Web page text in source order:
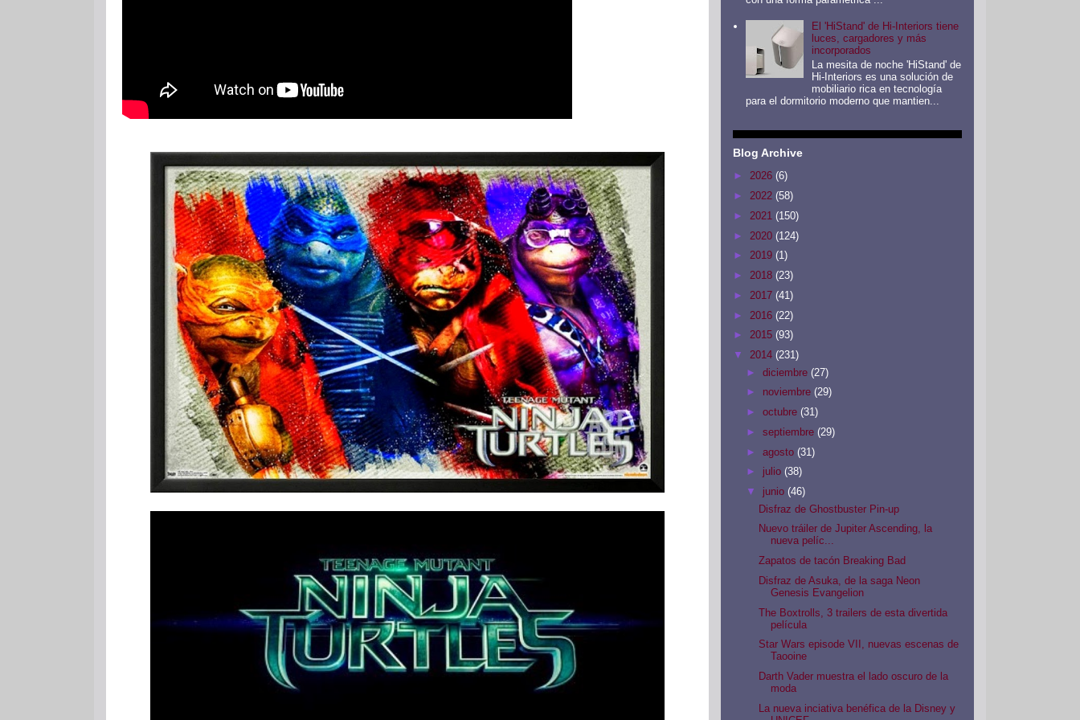
El 'HiStand' de Hi-Interiors tiene
luces, cargadores y más
incorporados
La mesita de noche 'HiStand' de
Hi-Interiors es una solución de
mobiliario rica en tecnología
para el dormitorio moderno que mantien...
Blog Archive
► 2026 (6)
► 2022 (58)
► 2021 (150)
► 2020 (124)
► 2019 (1)
► 2018 (23)
► 2017 (41)
► 2016 (22)
► 2015 (93)
▼ 2014 (231)
► diciembre (27)
► noviembre (29)
► octubre (31)
► septiembre (29)
► agosto (31)
► julio (38)
▼ junio (46)
Disfraz de Ghostbuster Pin-up
Nuevo tráiler de Jupiter Ascending, la
nueva pelíc...
Zapatos de tacón Breaking Bad
Disfraz de Asuka, de la saga Neon
Genesis Evangelion
The Boxtrolls, 3 trailers de esta divertida
película
Star Wars episode VII, nuevas escenas de
Taooine
Darth Vader muestra el lado oscuro de la
moda
La nueva inciativa benéfica de la Disney y